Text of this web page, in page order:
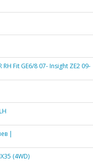
Fit GE6/8 07- Insight ZE2 09-
|
(4WD)